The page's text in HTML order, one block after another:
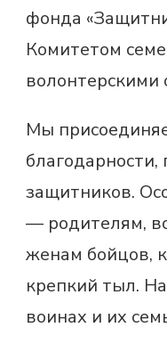
фонда
Комитетом
волонтерскими
Мы
защитников.
— родителям,
женам бойцов,
крепкий тыл.
воинах и их